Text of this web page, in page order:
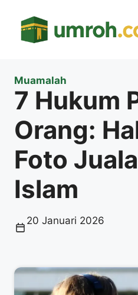
Muamalah
7 Hukum
Orang:
Foto
Islam
20 Januari 2026